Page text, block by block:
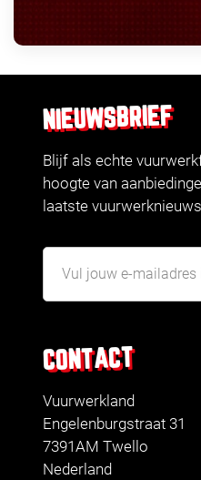
CONTACT
Vuurwerkland
Engelenburgstraat 31
7391AM Twello
Nederland
NIEUWSBRIEF
Blijf als echte
hoogte van
laatste